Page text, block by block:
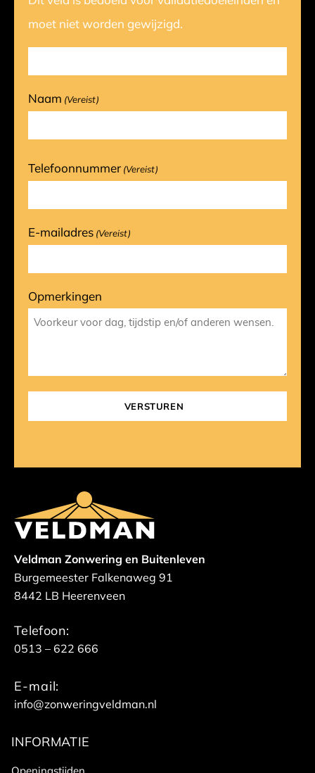
moet niet worden gewijzigd.
Naam (Vereist)
Telefoonnummer (Vereist)
E-mailadres (Vereist)
Opmerkingen
Veldman Zonwering en Buitenleven
Burgemeester Falkenaweg 91
8442 LB Heerenveen
Telefoon:
0513 – 622 666
E-mail:
info@zonweringveldman.nl
INFORMATIE